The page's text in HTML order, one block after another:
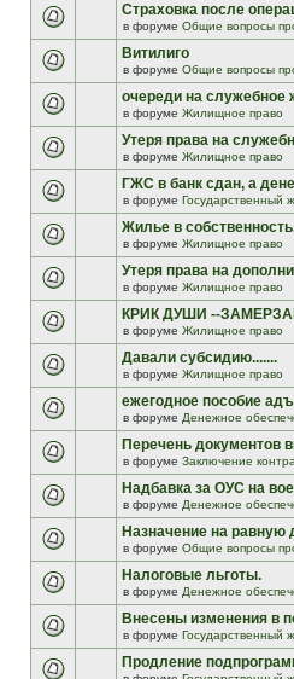
Страховка после
в форуме Общие вопросы
Витилиго
в форуме Общие вопросы
очереди на служебное
в форуме Жилищное право
Утеря права на
в форуме Жилищное право
ГЖС в банк сдан, а
в форуме Государственный
Жилье в
в форуме Жилищное право
Утеря права на
в форуме Жилищное право
КРИК ДУШИ --
в форуме Жилищное право
Давали субсидию.......
в форуме Жилищное право
ежегодное пособие
в форуме Денежное
Перечень документов
в форуме Заключение
Надбавка за ОУС на
в форуме Денежное
Назначение на
в форуме Общие вопросы
Налоговые льготы.
в форуме Денежное
Внесены изменения в
в форуме Государственный
Продление